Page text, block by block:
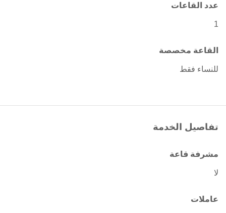
عدد القاعات
1
القاعة مخصصة
للنساء فقط
تفاصيل الخدمة
مشرفة قاعة
لا
عاملات